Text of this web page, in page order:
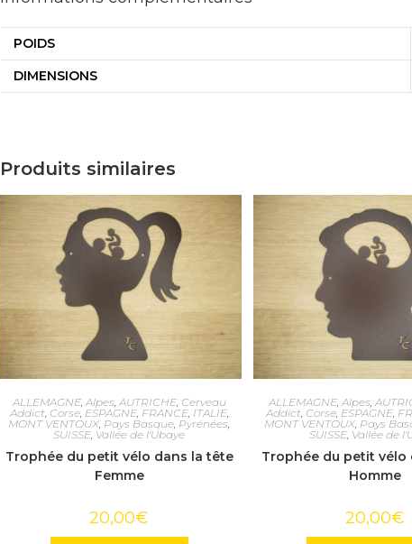
POIDS
DIMENSIONS
Produits similaires
ALLEMAGNE, Alpes AUTRICHE, Cerveau
Addict, Corse, ESPAGNE, FRANCE, ITALIE,
MONT VENTOUX Pays Basque Pyrénées
SUISSE Vallée de l'Ubaye
Trophée du petit vélo dans la tête
Femme
20,00€
ALLEMAGNE, Alpes
Addict, Corse, ESPAGNE,
MONT VENTOUX Pays
SUISSE Vallée de
Trophée du petit vélo
Homme
20,00€